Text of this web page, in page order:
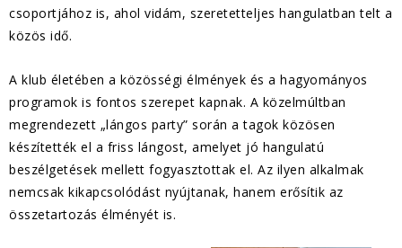
csoportjához is, ahol vidám, szeretetteljes hangulatban telt a
közös idő.
A klub életében a közösségi élmények és a hagyományos
programok is fontos szerepet kapnak. A közelmúltban
megrendezett „lángos party” során a tagok közösen
készítették el a friss lángost, amelyet jó hangulatú
beszélgetések mellett fogyasztottak el. Az ilyen alkalmak
nemcsak kikapcsolódást nyújtanak, hanem erősítik az
összetartozás élményét is.